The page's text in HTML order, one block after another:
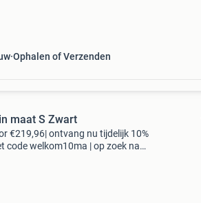
Ophalen of Verzenden
maat S Zwart
€219,96| ontvang nu tijdelijk 10%
code welkom10ma | op zoek naar